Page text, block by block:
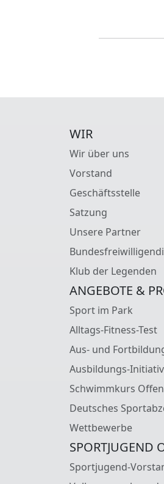
WIR
Wir über uns
Vorstand
Geschäftsstelle
Satzung
Unsere Partner
Klub der Legenden
ANGEBOTE &
Sport im Park
Alltags-Fitness-Test
Aus- und
Ausbildungs-
Schwimmkurs
Deutsches
Wettbewerbe
SPORTJUGEND
Sportjugend-